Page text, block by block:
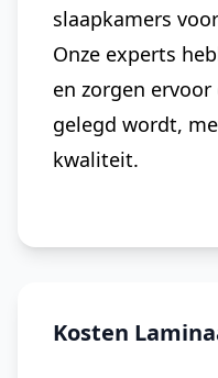
slaapkamers
Onze experts
en zorgen
gelegd wordt,
kwaliteit.
Kosten